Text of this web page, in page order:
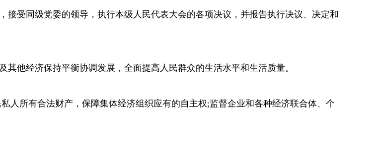
接受同级党委的领导，执行本级人民代表大会的各项决议，并报告执行决议、决定和
他经济保持平衡协调发展，全面提高人民群众的生活水平和生活质量。
人所有合法财产，保障集体经济组织应有的自主权;监督企业和各种经济联合体、个